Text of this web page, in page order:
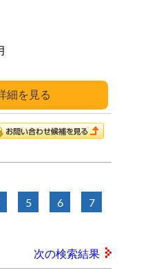
細
5 6 7
次の検索結果